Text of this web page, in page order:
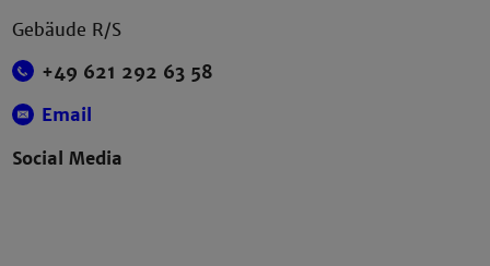
Gebäude R/S
+49 621 292 63 58
Email
Social Media